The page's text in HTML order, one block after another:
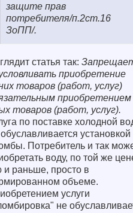
защите прав
потребителя/п.2ст.16
ЗоПП/.
статья так:
приобретение
товаров (работ, услуг)
приобретением
товаров (работ, услуг).
по поставке холодной
установкой
Потребитель и так
воду, по той же
и раньше, просто в
объеме.
услуги
не